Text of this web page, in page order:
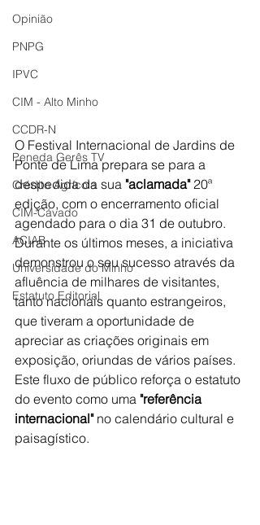
Opinião
PNPG
IPVC
CIM - Alto Minho
CCDR-N
Peneda Gerês TV
Crédito Agrícola
CIM-Cávado
ACIAB
Universidade do Minho
Estatuto Editorial
O Festival Internacional de Jardins de
Ponte de Lima prepara se para a
despedida da sua "aclamada" 20ª
edição, com o encerramento oficial
agendado para o dia 31 de outubro.
Durante os últimos meses, a iniciativa
demonstrou o seu sucesso através da
afluência de milhares de visitantes,
tanto nacionais quanto estrangeiros,
que tiveram a oportunidade de
apreciar as criações originais em
exposição, oriundas de vários países.
Este fluxo de público reforça o estatuto
do evento como uma "referência
internacional" no calendário cultural e
paisagístico.